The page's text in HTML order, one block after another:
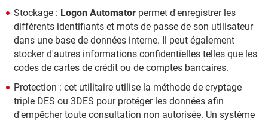
Stockage : Logon Automator permet d'enregistrer les
différents identifiants et mots de passe de son utilisateur
dans une base de données interne. Il peut également
stocker d'autres informations confidentielles telles que les
codes de cartes de crédit ou de comptes bancaires.
Protection : cet utilitaire utilise la méthode de cryptage
triple DES ou 3DES pour protéger les données afin
d'empêcher toute consultation non autorisée. Un système